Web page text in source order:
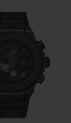
연락처